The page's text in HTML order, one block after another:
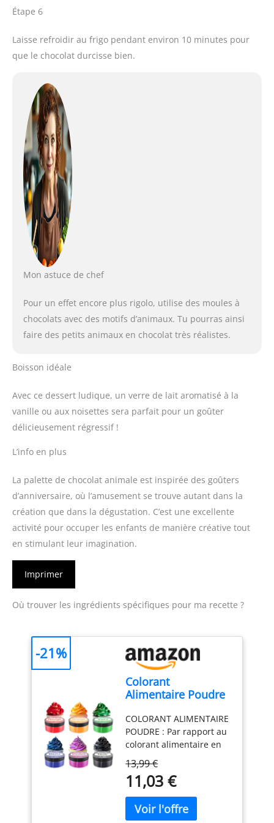
Étape 6
Laisse refroidir au frigo pendant environ 10 minutes pour
que le chocolat durcisse bien.
Mon astuce de chef
Pour un effet encore plus rigolo, utilise des moules à
chocolats avec des motifs d’animaux. Tu pourras ainsi
faire des petits animaux en chocolat très réalistes.
Boisson idéale
Avec ce dessert ludique, un verre de lait aromatisé à la
vanille ou aux noisettes sera parfait pour un goûter
délicieusement régressif !
L’info en plus
La palette de chocolat animale est inspirée des goûters
d’anniversaire, où l’amusement se trouve autant dans la
création que dans la dégustation. C’est une excellente
activité pour occuper les enfants de manière créative tout
en stimulant leur imagination.
Imprimer
Où trouver les ingrédients spécifiques pour ma recette ?
Colorant
Alimentaire Poudre
Colorant
Alimentaire pour
Decoration Gateau
Comestible,
Concentré
Nourriture Dye pour
Cuisson,
Décoration,
COLORANT ALIMENTAIRE
POUDRE : Par rapport au
colorant alimentaire en
colorant alimentaire
liquide, il a un meilleur
effet de couleur ! La
poudre hautement
13,99 €
11,03 €
-21%